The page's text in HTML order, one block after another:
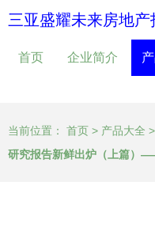
三亚盛耀未来房地产
首页 企业简介
当前位置： 首页 > 产品大全 >
研究报告新鲜出炉（上篇）